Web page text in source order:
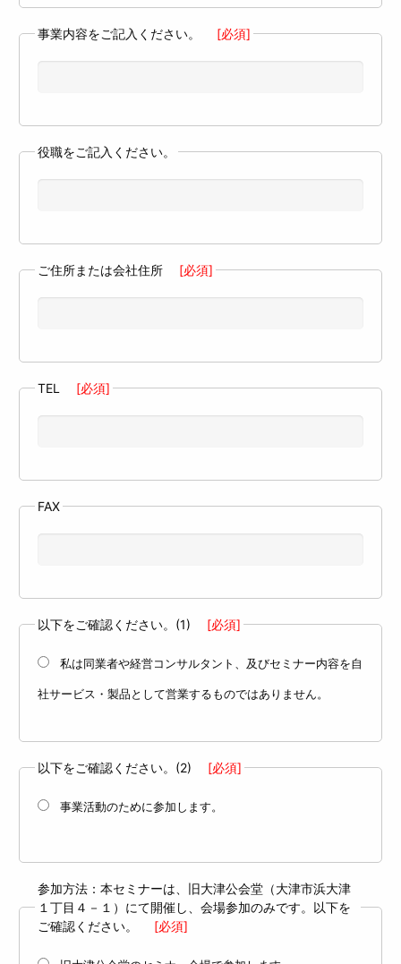
事業内容をご記入ください。 [必須]
役職をご記入ください。
ご住所または会社住所 [必須]
TEL [必須]
FAX
以下をご確認ください。(1) [必須]
私は同業者や経営コンサルタント、及びセミナー内容を自
社サービス・製品として営業するものではありません。
以下をご確認ください。(2) [必須]
事業活動のために参加します。
参加方法：本セミナーは、旧大津公会堂（大津市浜大津
１丁目４－１）にて開催し、会場参加のみです。以下を
ご確認ください。
[必須]